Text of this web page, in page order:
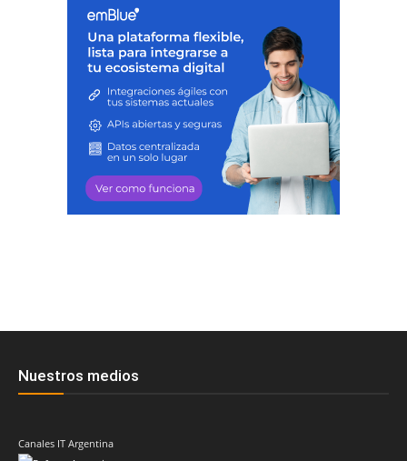
Nuestros medios
Canales IT Argentina